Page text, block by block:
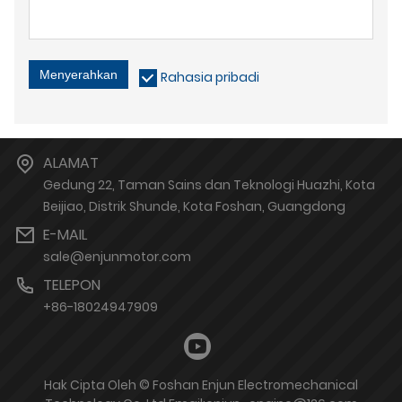
Menyerahkan Rahasia pribadi
ALAMAT
Gedung 22, Taman Sains dan Teknologi Huazhi, Kota
Beijiao, Distrik Shunde, Kota Foshan, Guangdong
E-MAIL
sale@enjunmotor.com
TELEPON
+86-18024947909
Hak Cipta Oleh © Foshan Enjun Electromechanical